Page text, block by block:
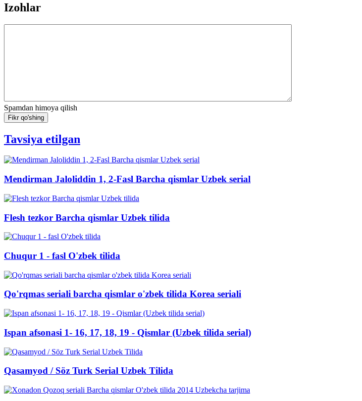
Izohlar
Spamdan himoya qilish
Fikr qo'shing
Tavsiya etilgan
Mendirman Jaloliddin 1, 2-Fasl Barcha qismlar Uzbek serial
Flesh tezkor Barcha qismlar Uzbek tilida
Chuqur 1 - fasl O'zbek tilida
Qo'rqmas seriali barcha qismlar o'zbek tilida Korea seriali
Ispan afsonasi 1- 16, 17, 18, 19 - Qismlar (Uzbek tilida serial)
Qasamyod / Söz Turk Serial Uzbek Tilida